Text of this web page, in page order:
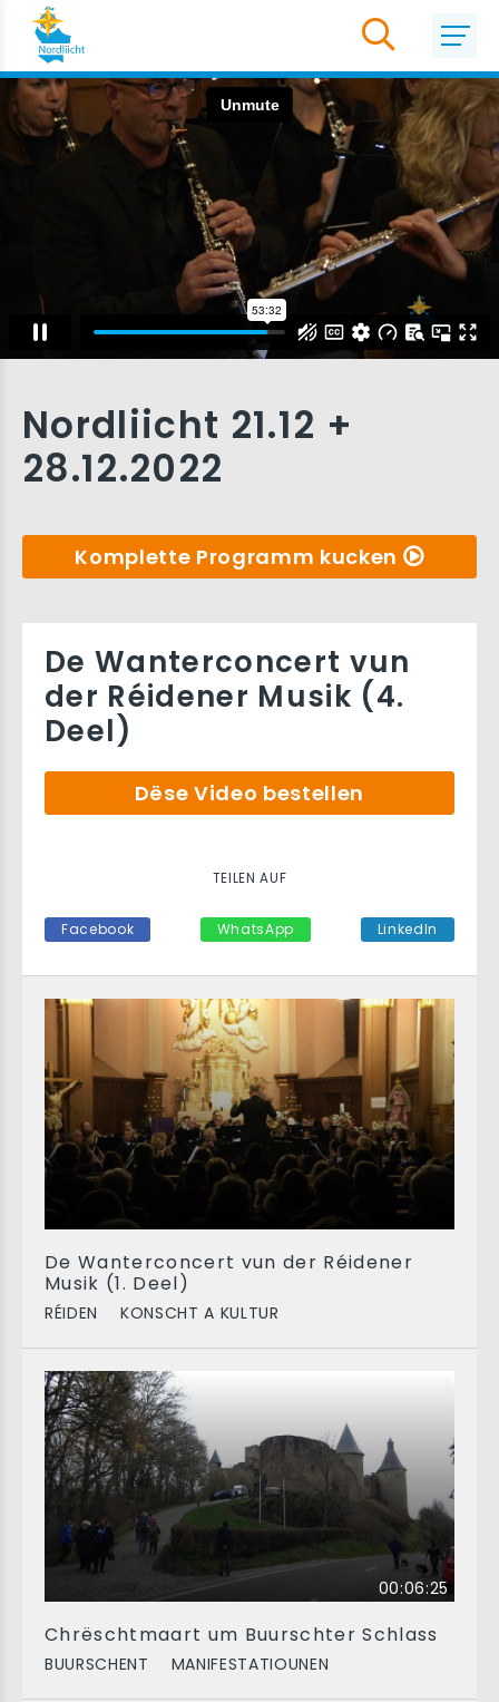
Nordliicht 21.12 +
28.12.2022
Komplette Programm kucken
De Wanterconcert vun der Réidener
Musik (1. Deel)
RÉIDEN KONSCHT A KULTUR
00:06:25
Chrëschtmaart um Buurschter Schlass
BUURSCHENT MANIFESTATIOUNEN
De Wanterconcert vun
der Réidener Musik (4.
Deel)
Dëse Video bestellen
TEILEN AUF
Facebook WhatsApp LinkedIn